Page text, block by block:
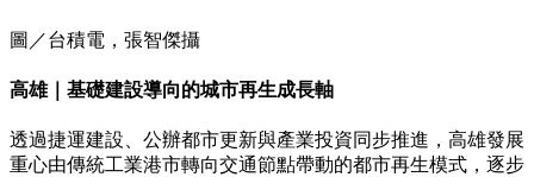
圖／台積電，張智傑攝
高雄｜基礎建設導向的城市再生成長軸
透過捷運建設、公辦都市更新與產業投資同步推進，高雄發展
重心由傳統工業港市轉向交通節點帶動的都市再生模式，逐步